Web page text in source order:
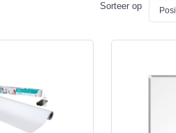
Sorteer op